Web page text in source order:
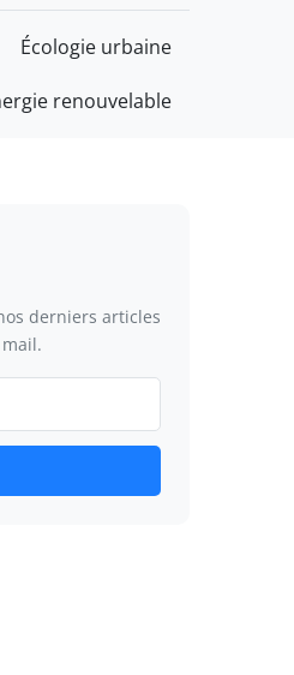
Écologie urbaine
renouvelable
derniers articles